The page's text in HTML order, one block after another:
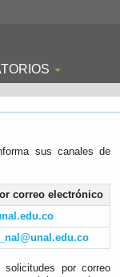
sus canales de
correo electrónico
por correo